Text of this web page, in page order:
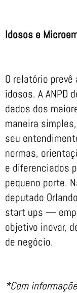
Idosos e
O relatório
idosos. A ANPD
dados dos
maneira
seu
normas,
e diferenciados
pequeno porte.
deputado
start ups —
objetivo inovar,
de negócio.
*Com